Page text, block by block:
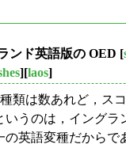
ンド英語版の OED [
][laos]
類は数あれど，ス
うのは，イング
英語変種だから